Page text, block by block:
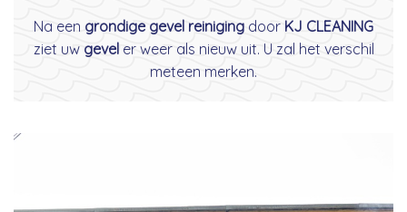
Na een grondige gevel reiniging door KJ CLEANING
ziet uw geveler weer als nieuw uit. U zal het verschil
meteen merken.